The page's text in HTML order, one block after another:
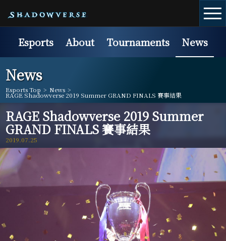
Esports About Tournaments News
News
Esports Top > News >
RAGE Shadowverse 2019 Summer GRAND FINALS 賽事結果
RAGE Shadowverse 2019 Summer
GRAND FINALS 賽事結果
2019.07.25